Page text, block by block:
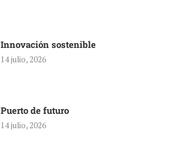
Innovación sostenible
14 julio, 2026
Puerto de futuro
14 julio, 2026